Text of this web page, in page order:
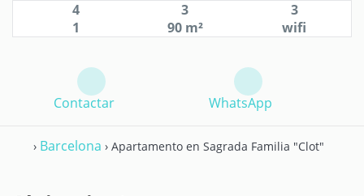
4 3
3
1
90 m² wifi
Contactar WhatsApp
› Barcelona › Apartamento en Sagrada Familia "Clot"